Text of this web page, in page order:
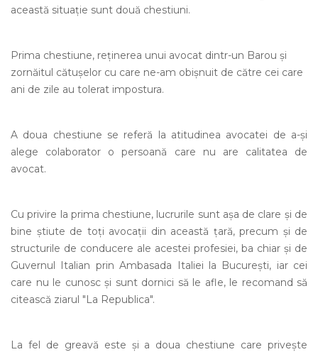
această situație sunt două chestiuni.
Prima chestiune, reținerea unui avocat dintr-un Barou și
zornăitul cătușelor cu care ne-am obișnuit de către cei care
ani de zile au tolerat impostura.
A doua chestiune se referă la atitudinea avocatei de a-și
alege colaborator o persoană care nu are calitatea de
avocat.
Cu privire la prima chestiune, lucrurile sunt așa de clare și de
bine știute de toți avocații din această țară, precum și de
structurile de conducere ale acestei profesiei, ba chiar și de
Guvernul Italian prin Ambasada Italiei la București, iar cei
care nu le cunosc și sunt dornici să le afle, le recomand să
citească ziarul "La Republica".
La fel de greavă este și a doua chestiune care privește